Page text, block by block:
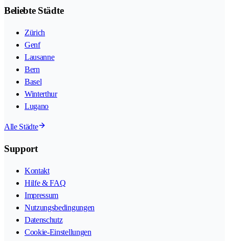
Beliebte Städte
Zürich
Genf
Lausanne
Bern
Basel
Winterthur
Lugano
Alle Städte
Support
Kontakt
Hilfe & FAQ
Impressum
Nutzungsbedingungen
Datenschutz
Cookie-Einstellungen